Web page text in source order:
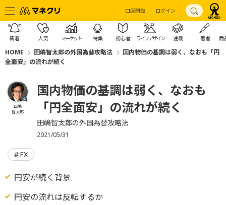
口座開設 ログイン
新着 人気 マーケット 特集 初心者 ライフデザイン 連載 著者 商
HOME 田嶋智太郎の外国為替攻略法
国内物価の基調は弱く、なおも「円
全面安」の流れが続く
田嶋
智太郎
国内物価の基調は弱く、なおも
「円全面安」の流れが続く
田嶋智太郎の外国為替攻略法
2021/05/31
FX
円安が続く背景
円安の流れは反転するか